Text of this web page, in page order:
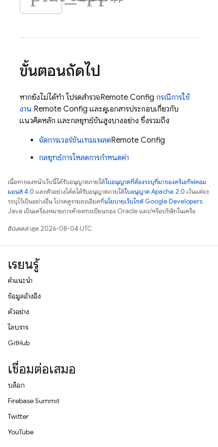
ขั้นตอนถัดไป
หากยังไม่ได้ทำ โปรดสำรวจRemote Config กรณีการใช้
งาน Remote Config และดูเอกสารประกอบเกี่ยวกับ
แนวคิดหลัก และกลยุทธ์ขั้นสูงบางอย่าง ซึ่งรวมถึง
จัดการเวอร์ชันเทมเพลตRemote Config
กลยุทธ์การโหลดการกำหนดค่า
เนื้อหาของหน้าเว็บนี้ได้รับอนุญาตภายใต้ใบอนุญาตที่ต้องระบุที่มาของครีเอทีฟคอม
มอนส์ 4.0 และตัวอย่างโค้ดได้รับอนุญาตภายใต้ใบอนุญาต Apache 2.0 เว้นแต่จะ
ระบุไว้เป็นอย่างอื่น โปรดดูรายละเอียดที่นโยบายเว็บไซต์ Google Developers
Java เป็นเครื่องหมายการค้าจดทะเบียนของ Oracle และ/หรือบริษัทในเครือ
อัปเดตล่าสุด 2026-08-04 UTC
เรียนรู้
คำแนะนำ
ข้อมูลอ้างอิง
ตัวอย่าง
ไลบรารี
GitHub
เชื่อมต่อเสมอ
บล็อก
Firebase Summit
Twitter
YouTube